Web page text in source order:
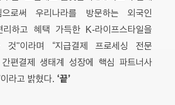
으로써 우리나라를 방문하는 외국인
하고 혜택 가득한 K-라이프스타일을
"이라며 “지급결제 프로세싱 전문
편결제 생태계 성장에 핵심 파트너사
라고 밝혔다. ‘끝’